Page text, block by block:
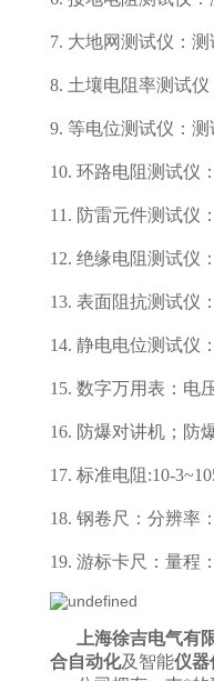
7. 大地网测试仪：
8. 土壤电阻率测试
9. 等电位测试仪：
10. 环路电阻测试仪
11. 防雷元件测试仪
12. 绝缘电阻测试仪
13. 表面阻抗测试仪
14. 静电电位测试仪
15. 数字万用表：电
16. 防爆对讲机；防
17. 标准电阻:10-
18. 钢卷尺：分辨率
19. 游标卡尺：量程
上海徐吉电气有
合自动化及智能仪器